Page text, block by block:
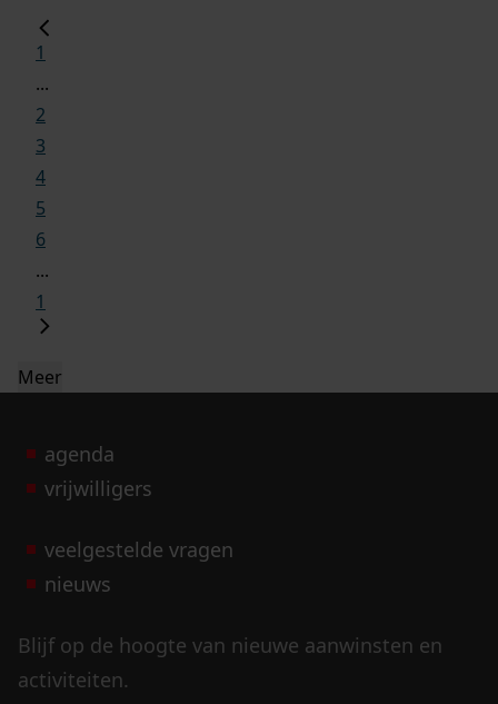
1
...
2
3
4
5
6
...
1
Meer
agenda
vrijwilligers
veelgestelde vragen
nieuws
Blijf op de hoogte van nieuwe aanwinsten en
activiteiten.